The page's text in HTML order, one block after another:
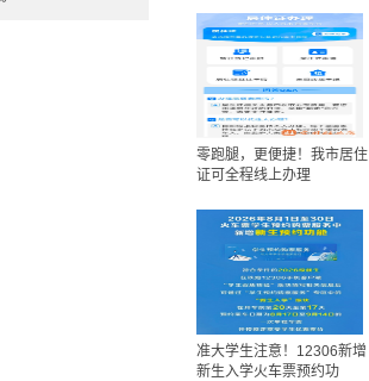
零跑腿，更便捷！我市居住
证可全程线上办理
准大学生注意！12306新增
新生入学火车票预约功